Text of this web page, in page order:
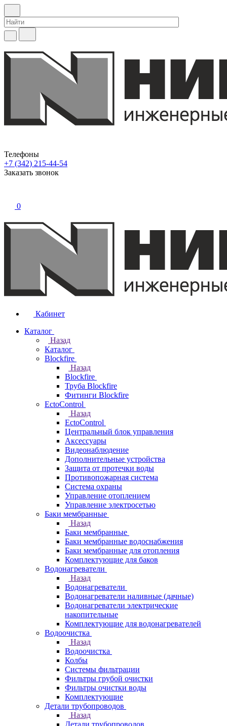
Телефоны
+7 (342) 215-44-54
Заказать звонок
0
Кабинет
Каталог
Назад
Каталог
Blockfire
Назад
Blockfire
Труба Blockfire
Фитинги Blockfire
EctoControl
Назад
EctoControl
Центральный блок управления
Аксессуары
Видеонаблюдение
Дополнительные устройства
Защита от протечки воды
Противопожарная система
Система охраны
Управление отоплением
Управление электросетью
Баки мембранные
Назад
Баки мембранные
Баки мембранные водоснабжения
Баки мембранные для отопления
Комплектующие для баков
Водонагреватели
Назад
Водонагреватели
Водонагреватели наливные (дачные)
Водонагреватели электрические
накопительные
Комплектующие для водонагревателей
Водоочистка
Назад
Водоочистка
Колбы
Системы фильтрации
Фильтры грубой очистки
Фильтры очистки воды
Комплектующие
Детали трубопроводов
Назад
Детали трубопроводов